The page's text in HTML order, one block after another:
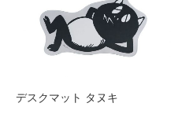
デスクマット タヌキ